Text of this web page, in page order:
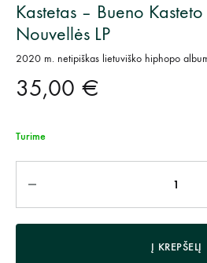
Kastetas – Bueno
Nouvellės LP
2020 m. netipiškas lietuviško hiphopo
35,00 €
Turime
Į KREPŠELĮ